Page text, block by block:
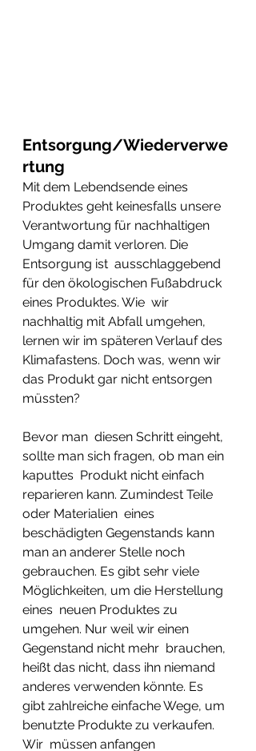
Entsorgung/Wiederverwe
rtung
Mit dem Lebendsende eines
Produktes geht keinesfalls unsere
Verantwortung für nachhaltigen
Umgang damit verloren. Die
Entsorgung ist  ausschlaggebend
für den ökologischen Fußabdruck
eines Produktes. Wie  wir
nachhaltig mit Abfall umgehen,
lernen wir im späteren Verlauf des
Klimafastens. Doch was, wenn wir
das Produkt gar nicht entsorgen
müssten?
Bevor man  diesen Schritt eingeht,
sollte man sich fragen, ob man ein
kaputtes  Produkt nicht einfach
reparieren kann. Zumindest Teile
oder Materialien  eines
beschädigten Gegenstands kann
man an anderer Stelle noch
gebrauchen. Es gibt sehr viele
Möglichkeiten, um die Herstellung
eines  neuen Produktes zu
umgehen. Nur weil wir einen
Gegenstand nicht mehr  brauchen,
heißt das nicht, dass ihn niemand
anderes verwenden könnte. Es
gibt zahlreiche einfache Wege, um
benutzte Produkte zu verkaufen.
Wir  müssen anfangen